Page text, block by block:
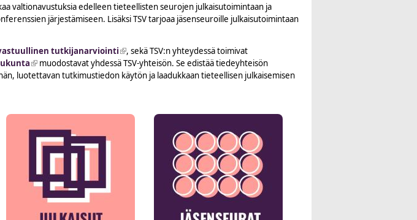
valtionavustuksia edelleen tieteellisten seurojen julkaisutoimintaan ja
järjestämiseen. Lisäksi TSV tarjoaa jäsenseuroille julkaisutoimintaan
external) tutkijanarviointi(link is external)
, sekä TSV:n yhteydessä toimivat
(link is external)
muodostavat yhdessä TSV-yhteisön. Se edistää tiedeyhteisön
luotettavan tutkimustiedon käytön ja laadukkaan tieteellisen julkaisemisen